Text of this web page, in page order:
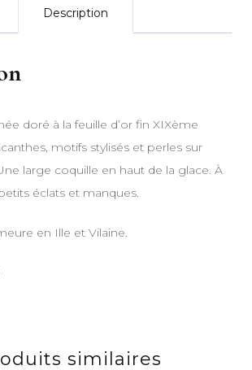
Description
doré à la feuille d’or fin XIXème
motifs stylisés et perles sur
large coquille en haut de la glace. À
éclats et manques.
en Ille et Vilaine.
similaires